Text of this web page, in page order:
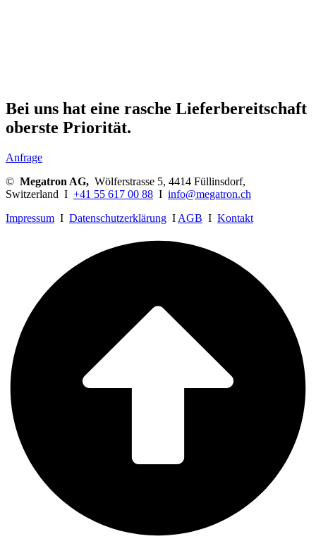
Bei uns hat eine rasche Lieferbereitschaft
oberste Priorität.
Anfrage
© Megatron AG, Wölferstrasse 5, 4414 Füllinsdorf,
Switzerland I +41 55 617 00 88 I info@megatron.ch
Impressum I Datenschutzerklärung I AGB I Kontakt